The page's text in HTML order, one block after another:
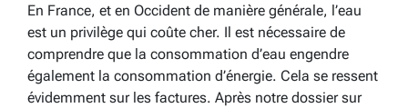
En France, et en Occident de manière générale, l’eau
est un privilège qui coûte cher. Il est nécessaire de
comprendre que la consommation d’eau engendre
également la consommation d’énergie. Cela se ressent
évidemment sur les factures. Après notre dossier sur